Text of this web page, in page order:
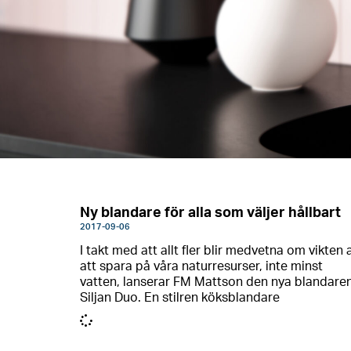
Ny blandare för alla som väljer hållbart
2017-09-06
I takt med att allt fler blir medvetna om vikten
att spara på våra naturresurser, inte minst
vatten, lanserar FM Mattson den nya
Siljan Duo. En stilren köksblandare